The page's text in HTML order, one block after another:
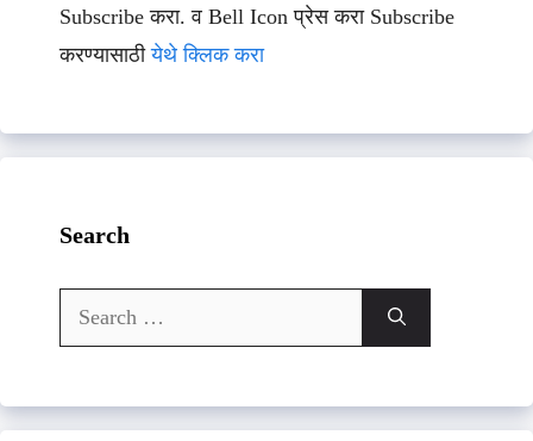
Subscribe करा. व Bell Icon प्रेस करा Subscribe
करण्यासाठीयेथे क्लिक करा
Search
Search
for: